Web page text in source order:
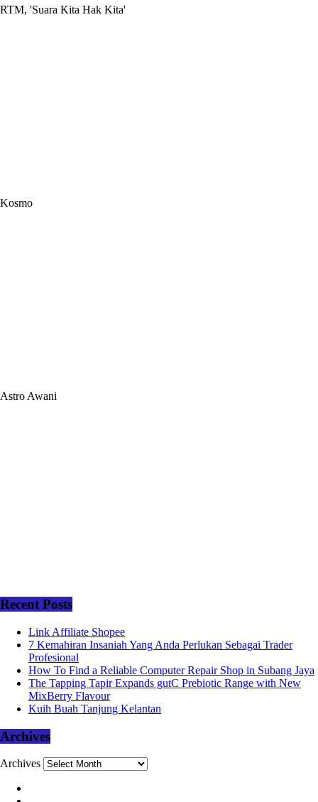
RTM, 'Suara Kita Hak Kita'
Kosmo
Astro Awani
Recent Posts
Link Affiliate Shopee
7 Kemahiran Insaniah Yang Anda Perlukan Sebagai Trader
Profesional
How To Find a Reliable Computer Repair Shop in Subang Jaya
The Tapping Tapir Expands gutC Prebiotic Range with New
MixBerry Flavour
Kuih Buah Tanjung Kelantan
Archives
Archives